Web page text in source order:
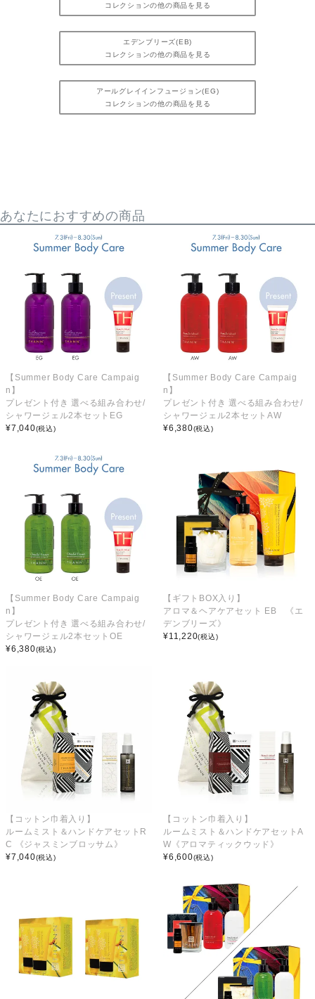
コレクションの他の商品を見る
エデンブリーズ(EB)
コレクションの他の商品を見る
アールグレイインフュージョン(EG)
コレクションの他の商品を見る
あなたにおすすめの商品
【Summer Body Care Campaig
n】
プレゼント付き 選べる組み合わせ/
シャワージェル2本セットEG
¥7,040(税込)
【Summer Body Care Campaig
n】
プレゼント付き 選べる組み合わせ/
シャワージェル2本セットAW
¥6,380(税込)
【Summer Body Care Campaig
n】
プレゼント付き 選べる組み合わせ/
シャワージェル2本セットOE
¥6,380(税込)
【ギフトBOX入り】
アロマ＆ヘアケアセット EB 《エ
デンブリーズ》
¥11,220(税込)
【コットン巾着入り】
ルームミスト＆ハンドケアセットR
C 《ジャスミンブロッサム》
¥7,040(税込)
【コットン巾着入り】
ルームミスト＆ハンドケアセットA
W《アロマティックウッド》
¥6,600(税込)